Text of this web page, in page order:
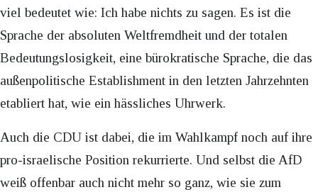
viel bedeutet wie: Ich habe nichts zu sagen. Es ist die
Sprache der absoluten Weltfremdheit und der totalen
Bedeutungslosigkeit, eine bürokratische Sprache, die das
außenpolitische Establishment in den letzten Jahrzehnten
etabliert hat, wie ein hässliches Uhrwerk.
Auch die CDU ist dabei, die im Wahlkampf noch auf ihre
pro-israelische Position rekurrierte. Und selbst die AfD
weiß offenbar auch nicht mehr so ganz, wie sie zum